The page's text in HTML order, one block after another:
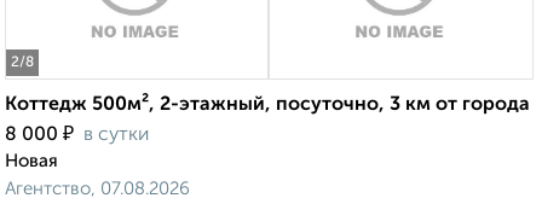
2/8
Коттедж 500м², 2-этажный, посуточно, 3 км от города
8 000 ₽ в сутки
Новая
Агентство, 07.08.2026